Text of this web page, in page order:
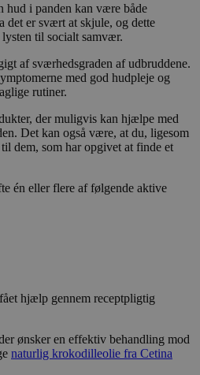
hud i panden kan være både
det er svært at skjule, og dette
til socialt samvær.
af sværhedsgraden af udbruddene.
med god hudpleje og
rutiner.
der muligvis kan hjælpe med
Det kan også være, at du, ligesom
dem, som har opgivet at finde et
én eller flere af følgende aktive
hjælp gennem receptpligtig
ønsker en effektiv behandling mod
naturlig krokodilleolie fra Cetina